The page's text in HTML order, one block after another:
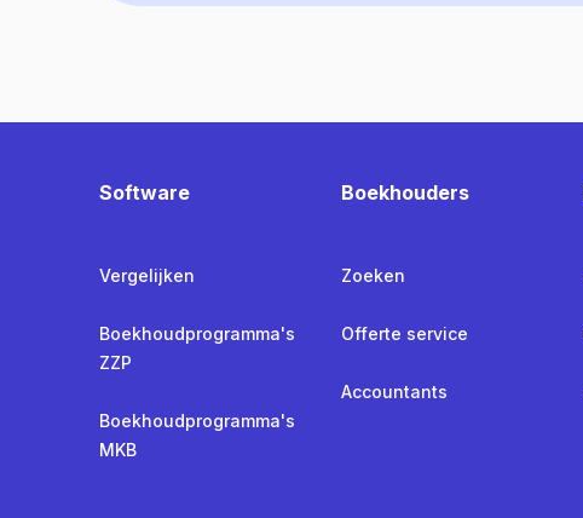
Software
Vergelijken
Boekhoudprogramma's
ZZP
Boekhoudprogramma's
MKB
Boekhouders
Zoeken
Offerte service
Accountants